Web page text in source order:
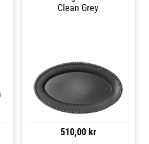
Clean Grey
510,00 kr